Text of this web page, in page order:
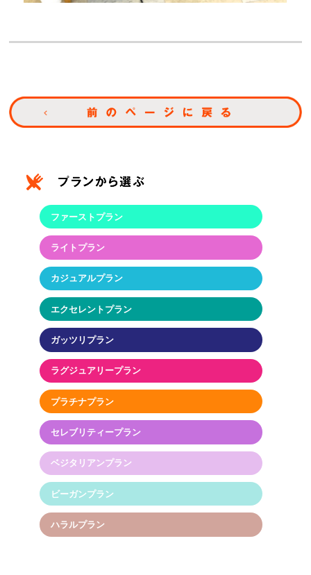
ファーストプラン
ライトプラン
カジュアルプラン
エクセレントプラン
ガッツリプラン
ラグジュアリープラン
プラチナプラン
セレブリティープラン
ベジタリアンプラン
ビーガンプラン
ハラルプラン